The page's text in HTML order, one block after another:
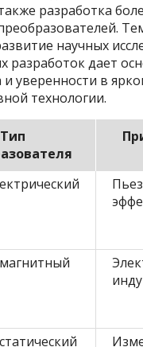
разработка
научных
разработок дает
уверенности в
технологии.
Тип